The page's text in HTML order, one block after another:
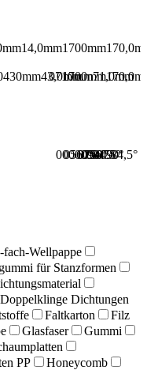
14,0mm1700mm
43,0mm
0710mm71,0mm
1700mm
00000°
056056°
075075°
084584,5°
090090°
fach-Wellpappe
für Stanzformen
Doppelklinge Dichtungen
Faltkarton
Filz
Glasfaser
Gummi
PP
Honeycomb